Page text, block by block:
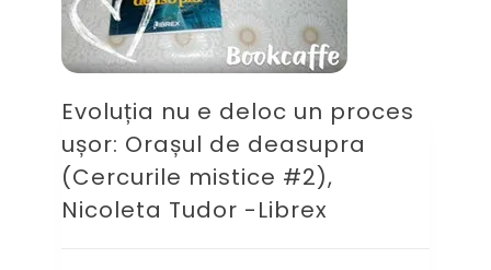
Evoluția nu e deloc un proces
ușor: Orașul de deasupra
(Cercurile mistice #2),
Nicoleta Tudor -Librex